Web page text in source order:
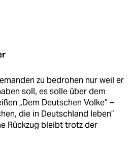
zu bedrohen nur weil er
soll, es solle über dem
„Dem Deutschen Volke” –
die in Deutschland leben”
Rückzug bleibt trotz der